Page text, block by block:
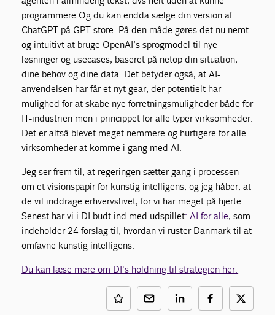
programmere.Og du kan endda sælge din version af
ChatGPT på GPT store. På den måde gøres det nu nemt
og intuitivt at bruge OpenAI’s sprogmodel til nye
løsninger og usecases, baseret på netop din situation,
dine behov og dine data. Det betyder også, at AI-
anvendelsen har får et nyt gear, der potentielt har
mulighed for at skabe nye forretningsmuligheder både for
IT-industrien men i princippet for alle typer virksomheder.
Det er altså blevet meget nemmere og hurtigere for alle
virksomheder at komme i gang med AI.
Jeg ser frem til, at regeringen sætter gang i processen
om et visionspapir for kunstig intelligens, og jeg håber, at
de vil inddrage erhvervslivet, for vi har meget på hjerte.
Senest har vi i DI budt ind med udspillet: AI for alle, som
indeholder 24 forslag til, hvordan vi ruster Danmark til at
omfavne kunstig intelligens.
Du kan læse mere om DI's holdning til strategien her.